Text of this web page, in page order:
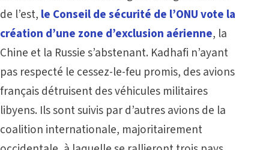
de l’est, le Conseil de sécurité de l’ONU vote la
création d’une zone d’exclusion aérienne, la
Chine et la Russie s’abstenant. Kadhafi n’ayant
pas respecté le cessez-le-feu promis, des avions
français détruisent des véhicules militaires
libyens. Ils sont suivis par d’autres avions de la
coalition internationale, majoritairement